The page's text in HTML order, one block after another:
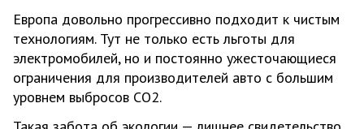
Европа довольно прогрессивно подходит к чистым
технологиям. Тут не только есть льготы для
электромобилей, но и постоянно ужесточающиеся
ограничения для производителей авто с большим
уровнем выбросов СО2.